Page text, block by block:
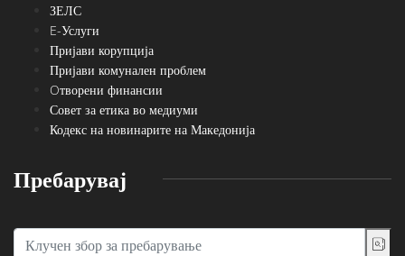
ЗЕЛС
E-Услуги
Пријави корупција
Пријави комунален проблем
Oтворени финансии
Совет за етика во медиуми
Кодекс на новинарите на Македонија
Пребарувај